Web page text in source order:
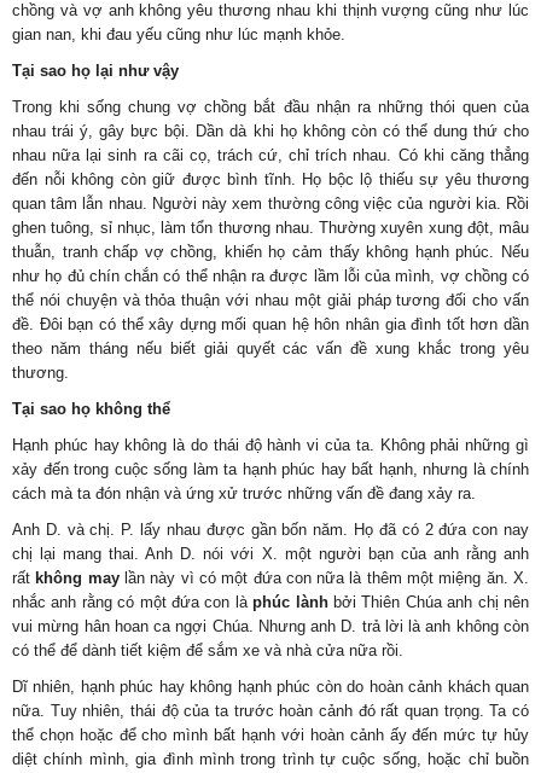
chồng và vợ anh không yêu thương nhau khi thịnh vượng cũng như lúc
gian nan, khi đau yếu cũng như lúc mạnh khỏe.
Tại sao họ lại như vậy
Trong khi sống chung vợ chồng bắt đầu nhận ra những thói quen của
nhau trái ý, gây bực bội. Dần dà khi họ không còn có thể dung thứ cho
nhau nữa lại sinh ra cãi cọ, trách cứ, chỉ trích nhau. Có khi căng thẳng
đến nỗi không còn giữ được bình tĩnh. Họ bộc lộ thiếu sự yêu thương
quan tâm lẫn nhau. Người này xem thường công việc của người kia. Rồi
ghen tuông, sỉ nhục, làm tổn thương nhau. Thường xuyên xung đột, mâu
thuẫn, tranh chấp vợ chồng, khiến họ cảm thấy không hạnh phúc. Nếu
như họ đủ chín chắn có thể nhận ra được lầm lỗi của mình, vợ chồng có
thể nói chuyện và thỏa thuận với nhau một giải pháp tương đối cho vấn
đề. Đôi bạn có thể xây dựng mối quan hệ hôn nhân gia đình tốt hơn dần
theo năm tháng nếu biết giải quyết các vấn đề xung khắc trong yêu
thương.
Tại sao họ không thể
Hạnh phúc hay không là do thái độ hành vi của ta. Không phải những gì
xảy đến trong cuộc sống làm ta hạnh phúc hay bất hạnh, nhưng là chính
cách mà ta đón nhận và ứng xử trước những vấn đề đang xảy ra.
Anh D. và chị. P. lấy nhau được gần bốn năm. Họ đã có 2 đứa con nay
chị lại mang thai. Anh D. nói với X. một người bạn của anh rằng anh
rất không maylần này vì có một đứa con nữa là thêm một miệng ăn. X.
nhắc anh rằng có một đứa con làphúc lànhbởi Thiên Chúa anh chị nên
vui mừng hân hoan ca ngợi Chúa. Nhưng anh D. trả lời là anh không còn
có thể để dành tiết kiệm để sắm xe và nhà cửa nữa rồi.
Dĩ nhiên, hạnh phúc hay không hạnh phúc còn do hoàn cảnh khách quan
nữa. Tuy nhiên, thái độ của ta trước hoàn cảnh đó rất quan trọng. Ta có
thể chọn hoặc để cho mình bất hạnh với hoàn cảnh ấy đến mức tự hủy
diệt chính mình, gia đình mình trong trình tự cuộc sống, hoặc chỉ buồn